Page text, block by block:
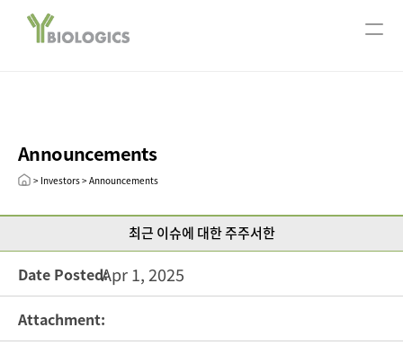
CEO message
Leadership
Technology
Pipeline
Open Innovation
Announcements
> Investors > Announcements
최근 이슈에 대한 주주서한
Apr 1, 2025
Date Posted:
Attachment: